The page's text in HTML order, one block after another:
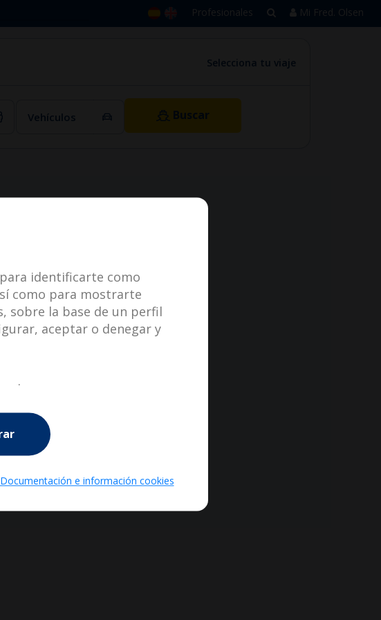
Profesionales Mi Fred. Olsen
Selecciona tu viaje
Buscar
identificarte como
como para mostrarte
sobre la base de un perfil
aceptar o denegar y
.
Documentación e información cookies